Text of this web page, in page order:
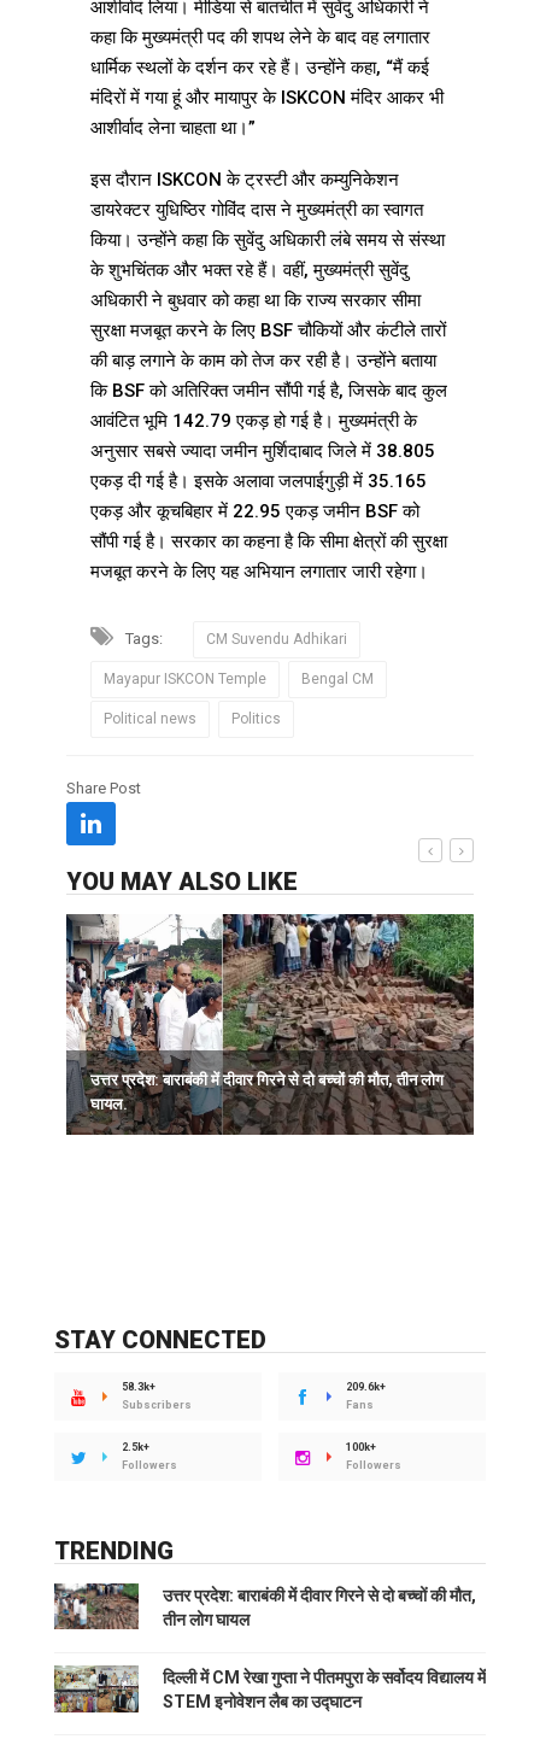
आशीर्वाद लिया। मीडिया से बातचीत में सुवेंदु अधिकारी ने
कहा कि मुख्यमंत्री पद की शपथ लेने के बाद वह लगातार
धार्मिक स्थलों के दर्शन कर रहे हैं। उन्होंने कहा, “मैं कई
मंदिरों में गया हूं और मायापुर के ISKCON मंदिर आकर भी
आशीर्वाद लेना चाहता था।”
इस दौरान ISKCON के ट्रस्टी और कम्युनिकेशन
डायरेक्टर युधिष्ठिर गोविंद दास ने मुख्यमंत्री का स्वागत
किया। उन्होंने कहा कि सुवेंदु अधिकारी लंबे समय से संस्था
के शुभचिंतक और भक्त रहे हैं। वहीं, मुख्यमंत्री सुवेंदु
अधिकारी ने बुधवार को कहा था कि राज्य सरकार सीमा
सुरक्षा मजबूत करने के लिए BSF चौकियों और कंटीले तारों
की बाड़ लगाने के काम को तेज कर रही है। उन्होंने बताया
कि BSF को अतिरिक्त जमीन सौंपी गई है, जिसके बाद कुल
आवंटित भूमि 142.79 एकड़ हो गई है। मुख्यमंत्री के
अनुसार सबसे ज्यादा जमीन मुर्शिदाबाद जिले में 38.805
एकड़ दी गई है। इसके अलावा जलपाईगुड़ी में 35.165
एकड़ और कूचबिहार में 22.95 एकड़ जमीन BSF को
सौंपी गई है। सरकार का कहना है कि सीमा क्षेत्रों की सुरक्षा
मजबूत करने के लिए यह अभियान लगातार जारी रहेगा।
Tags: CM Suvendu Adhikari
Mayapur ISKCON Temple Bengal CM
Political news Politics
Share Post
YOU MAY ALSO LIKE
उत्तर प्रदेश: बाराबंकी में दीवार गिरने से दो बच्चों की मौत, तीन लोग
घायल.
STAY CONNECTED
58.3k+
Subscribers
209.6k+
Fans
2.5k+
Followers
100k+
Followers
TRENDING
उत्तर प्रदेश: बाराबंकी में दीवार गिरने से दो बच्चों की मौत,
तीन लोग घायल
दिल्ली में CM रेखा गुप्ता ने पीतमपुरा के सर्वोदय विद्यालय में
STEM इनोवेशन लैब का उद्घाटन